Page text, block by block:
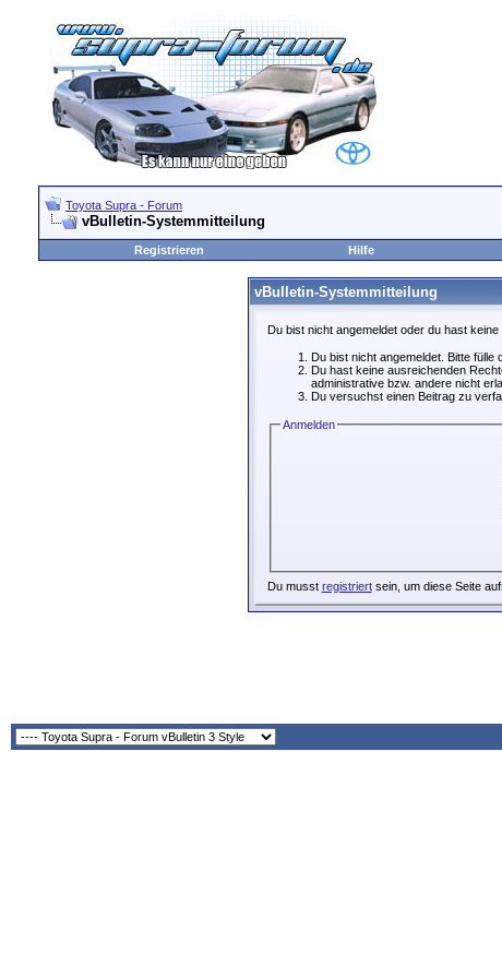
Toyota Supra - Forum
vBulletin-Systemmitteilung
Registrieren
Hilfe
vBulletin-Systemmitteilung
Du bist nicht angemeldet oder du hast
Du bist nicht angemeldet. Bitte
Du hast keine ausreichenden
administrative bzw. andere nicht
Du versuchst einen Beitrag zu
Anmelden
Du musst registriertsein, um diese Seite